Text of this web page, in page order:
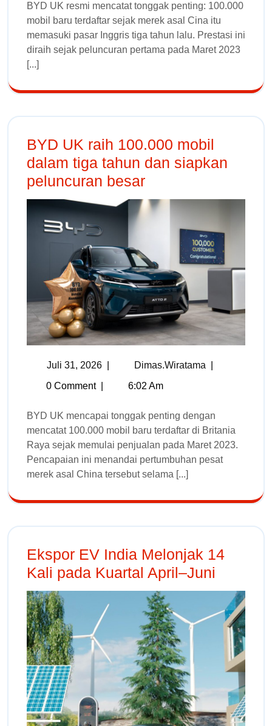
BYD UK resmi mencatat tonggak penting: 100.000
mobil baru terdaftar sejak merek asal Cina itu
memasuki pasar Inggris tiga tahun lalu. Prestasi ini
diraih sejak peluncuran pertama pada Maret 2023
[...]
BYD UK raih 100.000 mobil
dalam tiga tahun dan siapkan
peluncuran besar
Juli 31, 2026 Dimas.wiratama
0 Comment
6:02 Am
BYD UK mencapai tonggak penting dengan
mencatat 100.000 mobil baru terdaftar di Britania
Raya sejak memulai penjualan pada Maret 2023.
Pencapaian ini menandai pertumbuhan pesat
merek asal China tersebut selama [...]
Ekspor EV India Melonjak 14
Kali pada Kuartal April–Juni